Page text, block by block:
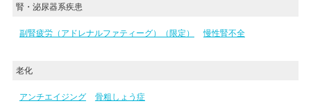
腎・泌尿器系疾患
副腎疲労（アドレナルファティーグ）（限定） 慢性腎不全
老化
アンチエイジング 骨粗しょう症